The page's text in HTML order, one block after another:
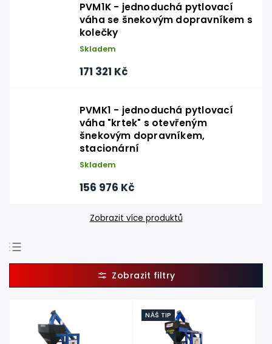
PVM1K - jednoduchá pytlovací
váha se šnekovým dopravníkem s
kolečky
Skladem
171 321 Kč
PVMK1 - jednoduchá pytlovací
váha "krtek" s otevřeným
šnekovým dopravníkem,
stacionární
Skladem
156 976 Kč
Zobrazit více produktů
Doporučujeme
Nejlevnější
Nejprodávanější
NÁŠ TIP